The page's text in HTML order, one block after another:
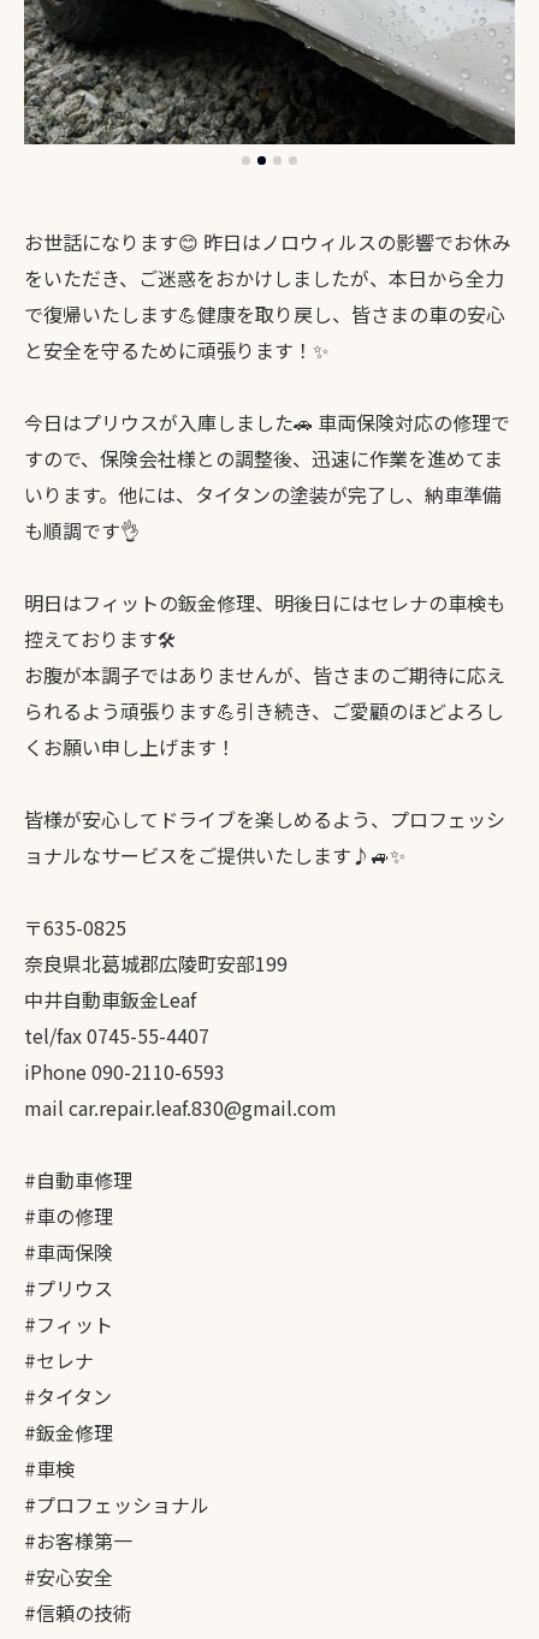
お世話になります😊 昨日はノロウィルスの影響でお休み
をいただき、ご迷惑をおかけしましたが、本日から全力
で復帰いたします💪健康を取り戻し、皆さまの車の安心
と安全を守るために頑張ります！✨
今日はプリウスが入庫しました🚗 車両保険対応の修理で
すので、保険会社様との調整後、迅速に作業を進めてま
いります。他には、タイタンの塗装が完了し、納車準備
も順調です👌
明日はフィットの鈑金修理、明後日にはセレナの車検も
控えております🛠️
お腹が本調子ではありませんが、皆さまのご期待に応え
られるよう頑張ります💪引き続き、ご愛顧のほどよろし
くお願い申し上げます！
皆様が安心してドライブを楽しめるよう、プロフェッシ
ョナルなサービスをご提供いたします♪🚙✨
〒635-0825
奈良県北葛城郡広陵町安部199
中井自動車鈑金Leaf
tel/fax 0745-55-4407
iPhone 090-2110-6593
mail car.repair.leaf.830@gmail.com
#自動車修理
#車の修理
#車両保険
#プリウス
#フィット
#セレナ
#タイタン
#鈑金修理
#車検
#プロフェッショナル
#お客様第一
#安心安全
#信頼の技術